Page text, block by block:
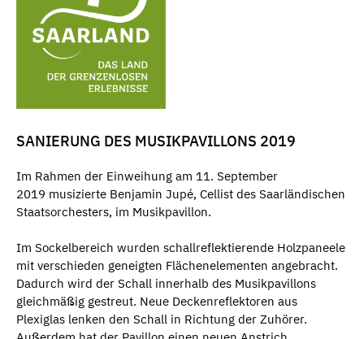
SANIERUNG DES MUSIKPAVILLONS 2019
Im Rahmen der Einweihung am 11. September
2019 musizierte Benjamin Jupé, Cellist des Saarländischen
Staatsorchesters, im Musikpavillon.
Im Sockelbereich wurden schallreflektierende Holzpaneele
mit verschieden geneigten Flächenelementen angebracht.
Dadurch wird der Schall innerhalb des Musikpavillons
gleichmäßig gestreut. Neue Deckenreflektoren aus
Plexiglas lenken den Schall in Richtung der Zuhörer.